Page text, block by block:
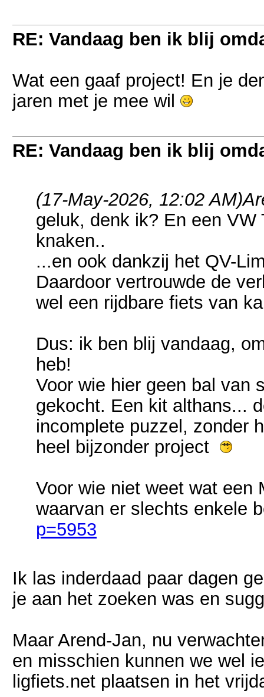
RE: Vandaag ben ik blij
Wat een gaaf project! En je
jaren met je mee wil
RE: Vandaag ben ik blij
(17-May-2026, 12:02 AM)
geluk, denk ik? En een
knaken..
...en ook dankzij het QV-
Daardoor vertrouwde de
wel een rijdbare fiets van
Dus: ik ben blij vandaag,
heb!
Voor wie hier geen bal van
gekocht. Een kit althans...
incomplete puzzel, zonder
heel bijzonder project
Voor wie niet weet wat een
waarvan er slechts enkele
p=5953
Ik las inderdaad paar dagen
je aan het zoeken was en
Maar Arend-Jan, nu
en misschien kunnen we wel
ligfiets.net plaatsen in het